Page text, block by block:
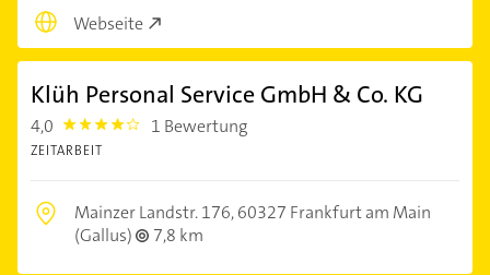
Webseite
Klüh Personal Service GmbH & Co. KG
4,0 4.0 1 Bewertung
ZEITARBEIT
Mainzer Landstr. 176,60327 Frankfurt am Main
(Gallus)
7,8 km